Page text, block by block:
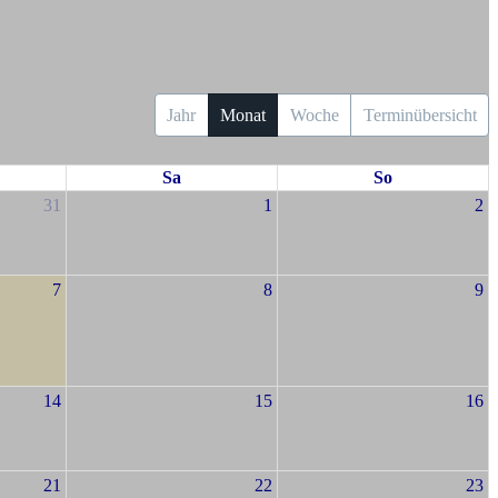
Jahr Monat Woche Terminübersicht
Sa
So
31
1 2
7 8 9
14 15 16
21 22 23